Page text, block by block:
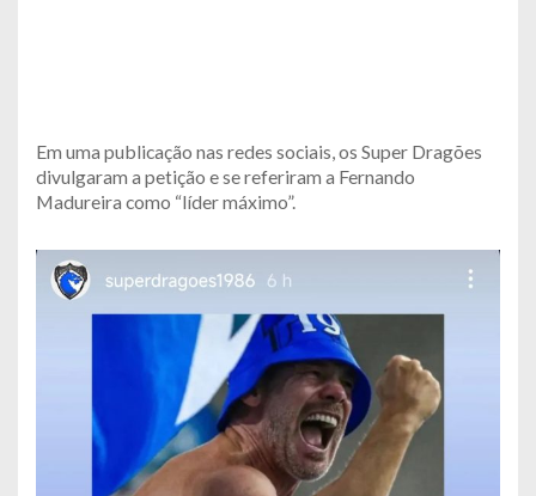
Em uma publicação nas redes sociais, os Super Dragões
divulgaram a petição e se referiram a Fernando
Madureira como “líder máximo”.